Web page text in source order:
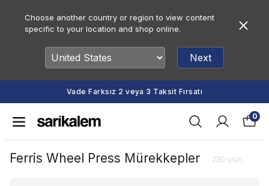
Choose another country or region to view content
specific to your location and shop online.
Next
Vade Farksız 2 veya 3 Taksit Fırsatı
0
Ferris Wheel Press Mürekkepler 230 ürün